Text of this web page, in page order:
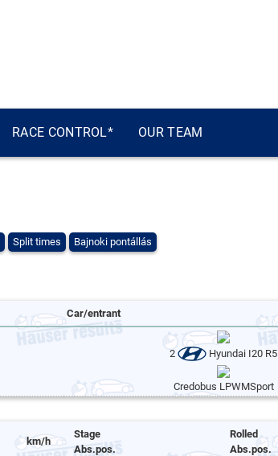
RACE CONTROL* OUR TEAM
Split times Bajnoki pontállás
Car/entrant
2 Hyundai I20 R5
Credobus LPWMSport
km/h
Stage
Abs.pos.
Rolled
Abs.pos.